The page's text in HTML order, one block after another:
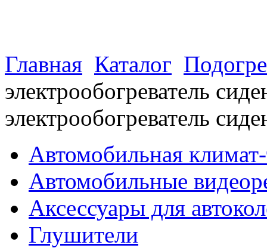
Главная Каталог
электрообогреватель
электрообогреватель
Автомобильная
Автомобильные
Аксессуары для
Глушители